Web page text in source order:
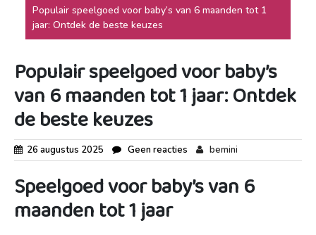
Populair speelgoed voor baby’s van 6 maanden tot 1
jaar: Ontdek de beste keuzes
Populair speelgoed voor baby’s
van 6 maanden tot 1 jaar: Ontdek
de beste keuzes
26 augustus 2025 Geen reacties bemini
Speelgoed voor baby’s van 6
maanden tot 1 jaar